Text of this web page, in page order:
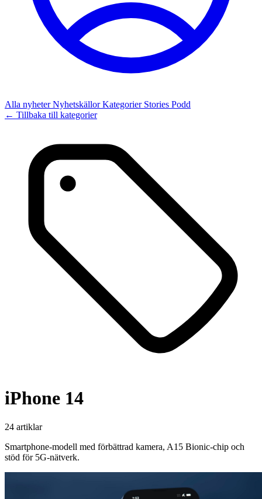
Alla nyheterNyhetskällorKategorier Stories Podd
← Tillbaka till kategorier
iPhone 14
24 artiklar
Smartphone-modell med förbättrad kamera, A15 Bionic-chip och
stöd för 5G-nätverk.